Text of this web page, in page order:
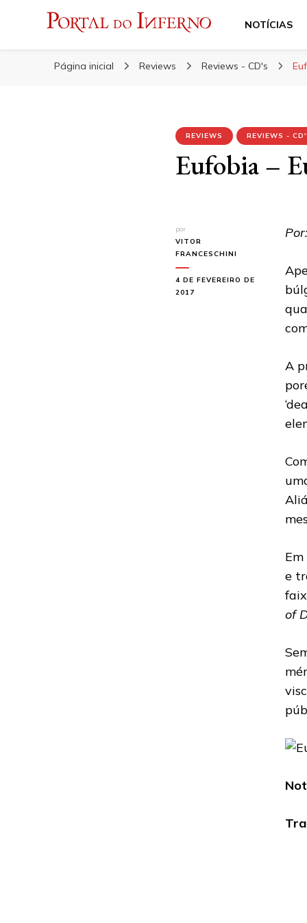
Portal do Inferno
NOTÍCIAS
Página inicial Reviews Reviews - CD's
REVIEWS REVIEWS -
Eufobia –
por
VITOR
FRANCESCHINI
4 DE FEVEREIRO DE
2017
A
e
of